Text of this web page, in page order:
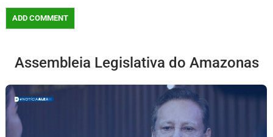
Assembleia Legislativa do Amazonas